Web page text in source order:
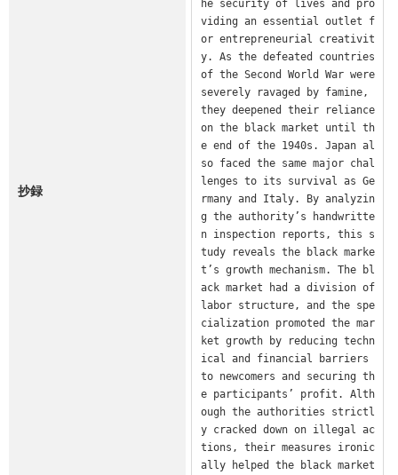
抄録
he security of lives and pro
viding an essential outlet f
or entrepreneurial creativit
y. As the defeated countries
of the Second World War were
severely ravaged by famine,
they deepened their reliance
on the black market until th
e end of the 1940s. Japan al
so faced the same major chal
lenges to its survival as Ge
rmany and Italy. By analyzin
g the authority’s handwritte
n inspection reports, this s
tudy reveals the black marke
t’s growth mechanism. The bl
ack market had a division of
labor structure, and the spe
cialization promoted the mar
ket growth by reducing techn
ical and financial barriers
to newcomers and securing th
e participants’ profit. Alth
ough the authorities strictl
y cracked down on illegal ac
tions, their measures ironic
ally helped the black market